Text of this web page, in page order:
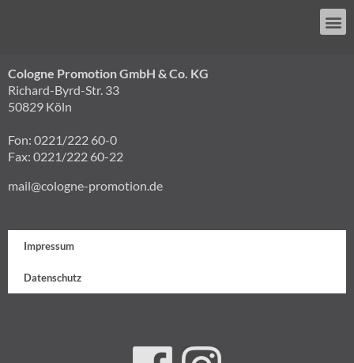
Cologne Promotion GmbH & Co. KG
Richard-Byrd-Str. 33
50829 Köln
Fon: 0221/222 60-0
Fax: 0221/222 60-22
mail@cologne-promotion.de
Impressum
Datenschutz